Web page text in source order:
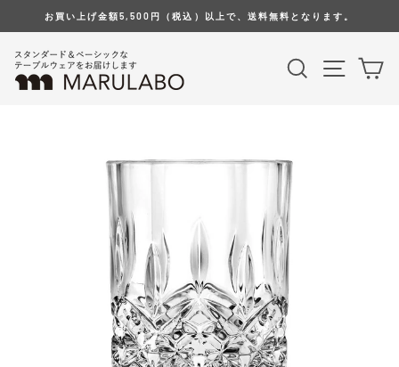
お買い上げ金額5,500円（税込）以上で、送料無料となります。
Search Site